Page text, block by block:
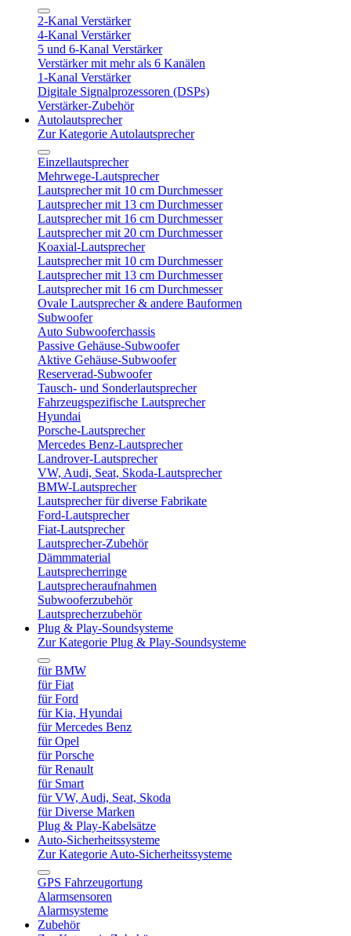
2-Kanal Verstärker
4-Kanal Verstärker
5 und 6-Kanal Verstärker
Verstärker mit mehr als 6 Kanälen
1-Kanal Verstärker
Digitale Signalprozessoren (DSPs)
Verstärker-Zubehör
Autolautsprecher
Zur Kategorie Autolautsprecher
Einzellautsprecher
Mehrwege-Lautsprecher
Lautsprecher mit 10 cm Durchmesser
Lautsprecher mit 13 cm Durchmesser
Lautsprecher mit 16 cm Durchmesser
Lautsprecher mit 20 cm Durchmesser
Koaxial-Lautsprecher
Lautsprecher mit 10 cm Durchmesser
Lautsprecher mit 13 cm Durchmesser
Lautsprecher mit 16 cm Durchmesser
Ovale Lautsprecher & andere Bauformen
Subwoofer
Auto Subwooferchassis
Passive Gehäuse-Subwoofer
Aktive Gehäuse-Subwoofer
Reserverad-Subwoofer
Tausch- und Sonderlautsprecher
Fahrzeugspezifische Lautsprecher
Hyundai
Porsche-Lautsprecher
Mercedes Benz-Lautsprecher
Landrover-Lautsprecher
VW, Audi, Seat, Skoda-Lautsprecher
BMW-Lautsprecher
Lautsprecher für diverse Fabrikate
Ford-Lautsprecher
Fiat-Lautsprecher
Lautsprecher-Zubehör
Dämmmaterial
Lautsprecherringe
Lautsprecheraufnahmen
Subwooferzubehör
Lautsprecherzubehör
Plug & Play-Soundsysteme
Zur Kategorie Plug & Play-Soundsysteme
für BMW
für Fiat
für Ford
für Kia, Hyundai
für Mercedes Benz
für Opel
für Porsche
für Renault
für Smart
für VW, Audi, Seat, Skoda
für Diverse Marken
Plug & Play-Kabelsätze
Auto-Sicherheitssysteme
Zur Kategorie Auto-Sicherheitssysteme
GPS Fahrzeugortung
Alarmsensoren
Alarmsysteme
Zubehör